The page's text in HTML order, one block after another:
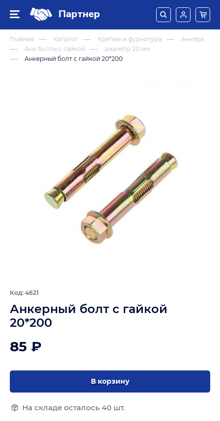
Партнер
Главная Каталог Крепеж и фурнитура
Анкера
Анк болты с гайкой
диаметр 20 мм
Анкерный болт с гайкой 20*200
Код: 4621
Анкерный болт с гайкой
20*200
85 ₽
В корзину
На складе осталось 40 шт.